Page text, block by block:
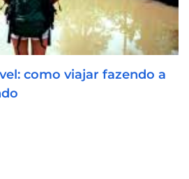
como viajar fazendo a